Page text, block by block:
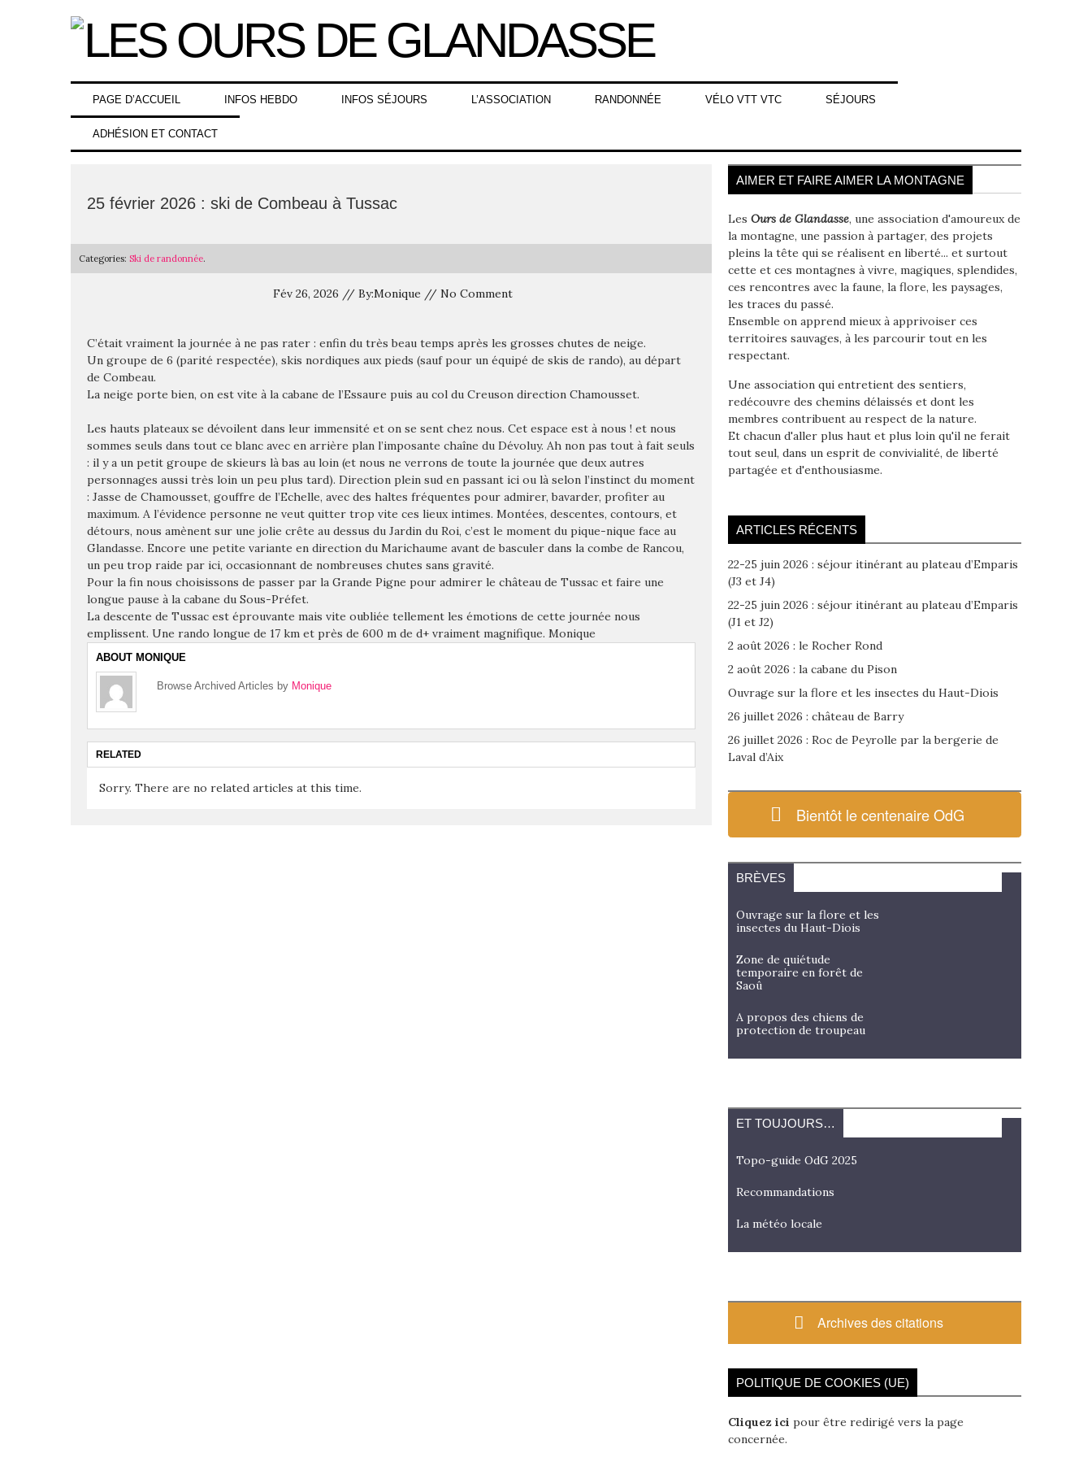
PAGE D’ACCUEIL INFOS HEBDO INFOS SÉJOURS L’ASSOCIATION RANDONNÉE VÉLO VTT VTC SÉJOURS
ADHÉSION ET CONTACT
25 février 2026 : ski de Combeau à Tussac
Categories: Ski de randonnée.
Fév 26, 2026 // By:Monique // No Comment
C’était vraiment la journée à ne pas rater : enfin du très beau temps après les grosses chutes de neige.
Un groupe de 6 (parité respectée), skis nordiques aux pieds (sauf pour un équipé de skis de rando), au départ
de Combeau.
La neige porte bien, on est vite à la cabane de l’Essaure puis au col du Creuson direction Chamousset.
Les hauts plateaux se dévoilent dans leur immensité et on se sent chez nous. Cet espace est à nous ! et nous
sommes seuls dans tout ce blanc avec en arrière plan l’imposante chaîne du Dévoluy. Ah non pas tout à fait seuls
: il y a un petit groupe de skieurs là bas au loin (et nous ne verrons de toute la journée que deux autres
personnages aussi très loin un peu plus tard). Direction plein sud en passant ici ou là selon l’instinct du moment
: Jasse de Chamousset, gouffre de l’Echelle, avec des haltes fréquentes pour admirer, bavarder, profiter au
maximum. A l’évidence personne ne veut quitter trop vite ces lieux intimes. Montées, descentes, contours, et
détours, nous amènent sur une jolie crête au dessus du Jardin du Roi, c’est le moment du pique-nique face au
Glandasse. Encore une petite variante en direction du Marichaume avant de basculer dans la combe de Rancou,
un peu trop raide par ici, occasionnant de nombreuses chutes sans gravité.
Pour la fin nous choisissons de passer par la Grande Pigne pour admirer le château de Tussac et faire une
longue pause à la cabane du Sous-Préfet.
La descente de Tussac est éprouvante mais vite oubliée tellement les émotions de cette journée nous
emplissent. Une rando longue de 17 km et près de 600 m de d+ vraiment magnifique. Monique
ABOUT MONIQUE
Browse Archived Articles by Monique
RELATED
Sorry. There are no related articles at this time.
AIMER ET FAIRE AIMER LA MONTAGNE
LesOurs de Glandasse, une association d'amoureux de
la montagne, une passion à partager, des projets
pleins la tête qui se réalisent en liberté... et surtout
cette et ces montagnes à vivre, magiques, splendides,
ces rencontres avec la faune, la flore, les paysages,
les traces du passé.
Ensemble on apprend mieux à apprivoiser ces
territoires sauvages, à les parcourir tout en les
respectant.
Une association qui entretient des sentiers,
redécouvre des chemins délaissés et dont les
membres contribuent au respect de la nature.
Et chacun d'aller plus haut et plus loin qu'il ne ferait
tout seul, dans un esprit de convivialité, de liberté
partagée et d'enthousiasme.
ARTICLES RÉCENTS
22-25 juin 2026 : séjour itinérant au plateau d’Emparis
(J3 et J4)
22-25 juin 2026 : séjour itinérant au plateau d’Emparis
(J1 et J2)
2 août 2026 : le Rocher Rond
2 août 2026 : la cabane du Pison
Ouvrage sur la flore et les insectes du Haut-Diois
26 juillet 2026 : château de Barry
26 juillet 2026 : Roc de Peyrolle par la bergerie de
Laval d’Aix
Bientôt le centenaire OdG
BRÈVES
Ouvrage sur la flore et les
insectes du Haut-Diois
Zone de quiétude
temporaire en forêt de
Saoû
A propos des chiens de
protection de troupeau
ET TOUJOURS…
Topo-guide OdG 2025
Recommandations
La météo locale
Archives des citations
POLITIQUE DE COOKIES (UE)
Cliquez ici pour être redirigé vers la page
concernée.